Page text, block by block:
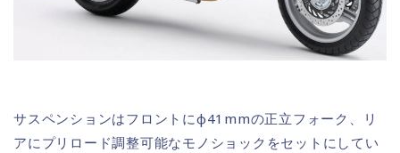
サスペンションはフロントにφ41mmの正立フォーク、リ
アにプリロード調整可能なモノショックをセットにしてい